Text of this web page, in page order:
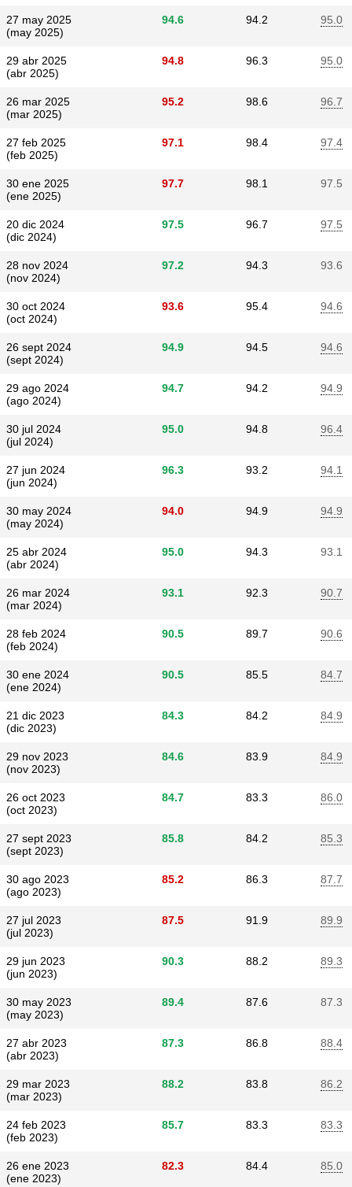
27 may 2025
(may 2025)
94.6 94.2 95.0
29 abr 2025
(abr 2025)
94.8 96.3 95.0
26 mar 2025
(mar 2025)
95.2 98.6 96.7
27 feb 2025
(feb 2025)
97.1 98.4 97.4
30 ene 2025
(ene 2025)
97.7 98.1 97.5
20 dic 2024
(dic 2024)
97.5 96.7 97.5
28 nov 2024
(nov 2024)
97.2 94.3 93.6
30 oct 2024
(oct 2024)
93.6 95.4 94.6
26 sept 2024
(sept 2024)
94.9 94.5 94.6
29 ago 2024
(ago 2024)
94.7 94.2 94.9
30 jul 2024
(jul 2024)
95.0 94.8 96.4
27 jun 2024
(jun 2024)
96.3 93.2 94.1
30 may 2024
(may 2024)
94.0 94.9 94.9
25 abr 2024
(abr 2024)
95.0 94.3 93.1
26 mar 2024
(mar 2024)
93.1 92.3 90.7
28 feb 2024
(feb 2024)
90.5 89.7 90.6
30 ene 2024
(ene 2024)
90.5 85.5 84.7
21 dic 2023
(dic 2023)
84.3 84.2 84.9
29 nov 2023
(nov 2023)
84.6 83.9 84.9
26 oct 2023
(oct 2023)
84.7 83.3 86.0
27 sept 2023
(sept 2023)
85.8 84.2 85.3
30 ago 2023
(ago 2023)
85.2 86.3 87.7
27 jul 2023
(jul 2023)
87.5 91.9 89.9
29 jun 2023
(jun 2023)
90.3 88.2 89.3
30 may 2023
(may 2023)
89.4 87.6 87.3
27 abr 2023
(abr 2023)
87.3 86.8 88.4
29 mar 2023
(mar 2023)
88.2 83.8 86.2
24 feb 2023
(feb 2023)
85.7 83.3 83.3
26 ene 2023
(ene 2023)
82.3 84.4 85.0